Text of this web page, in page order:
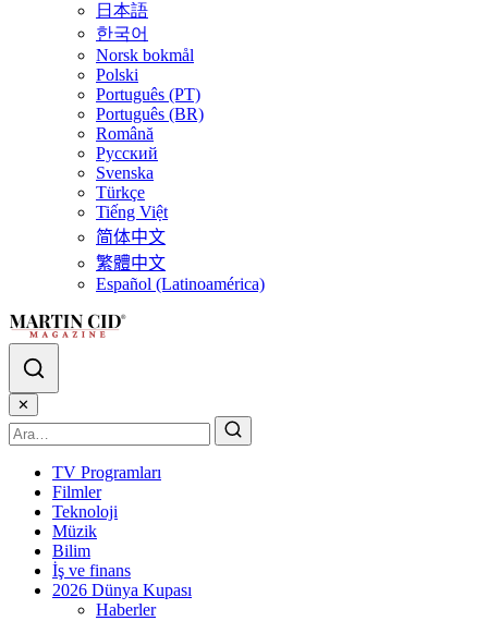
日本語
한국어
Norsk bokmål
Polski
Português (PT)
Português (BR)
Română
Русский
Svenska
Türkçe
Tiếng Việt
简体中文
繁體中文
Español (Latinoamérica)
✕
TV Programları
Filmler
Teknoloji
Müzik
Bilim
İş ve finans
2026 Dünya Kupası
Haberler